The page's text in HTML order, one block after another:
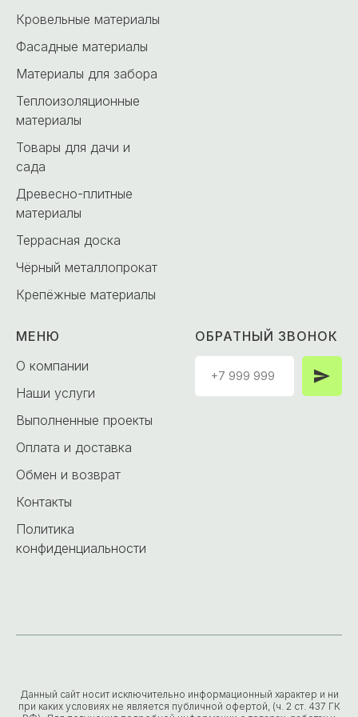
Кровельные материалы
Фасадные материалы
Материалы для забора
Теплоизоляционные
материалы
Товары для дачи и
сада
Древесно-плитные
материалы
Террасная доска
Чёрный металлопрокат
Крепёжные материалы
МЕНЮ
О компании
Наши услуги
Выполненные проекты
Оплата и доставка
Обмен и возврат
Контакты
Политика
конфиденциальности
ОБРАТНЫЙ ЗВОНОК
Данный сайт носит исключительно информационный характер и ни
при каких условиях не является публичной офертой, (ч. 2 ст. 437 ГК